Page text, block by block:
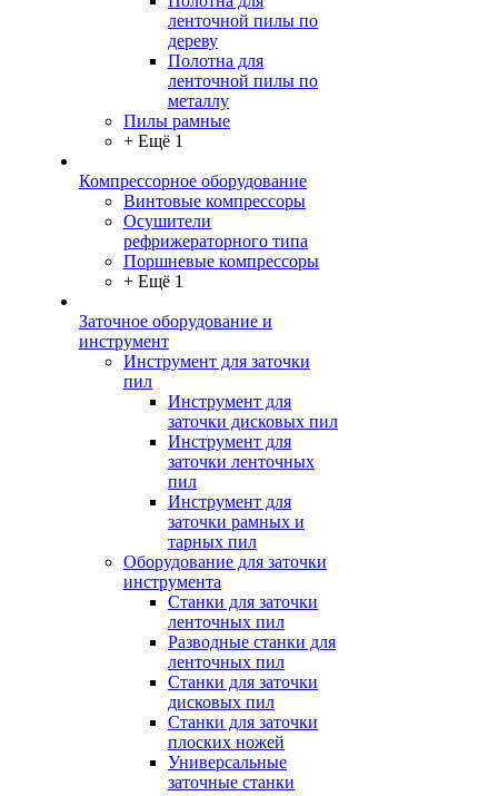
ленточной пилы по
дереву
Полотна для
ленточной пилы по
металлу
Пилы рамные
+ Ещё 1
Компрессорное оборудование
Винтовые компрессоры
Осушители
рефрижераторного типа
Поршневые компрессоры
+ Ещё 1
Заточное оборудование и
инструмент
Инструмент для заточки
пил
Инструмент для
заточки дисковых пил
Инструмент для
заточки ленточных
пил
Инструмент для
заточки рамных и
тарных пил
Оборудование для заточки
инструмента
Станки для заточки
ленточных пил
Разводные станки для
ленточных пил
Станки для заточки
дисковых пил
Станки для заточки
плоских ножей
Универсальные
заточные станки